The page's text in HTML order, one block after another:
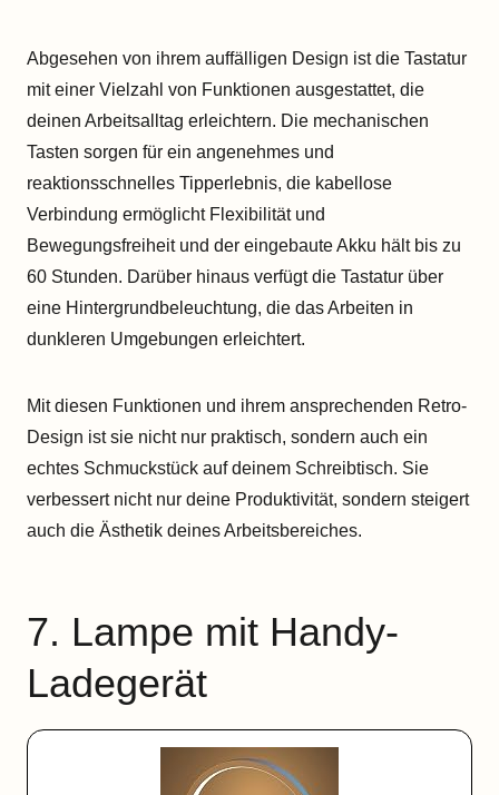
Abgesehen von ihrem auffälligen Design ist die Tastatur
mit einer Vielzahl von Funktionen ausgestattet, die
deinen Arbeitsalltag erleichtern. Die mechanischen
Tasten sorgen für ein angenehmes und
reaktionsschnelles Tipperlebnis, die kabellose
Verbindung ermöglicht Flexibilität und
Bewegungsfreiheit und der eingebaute Akku hält bis zu
60 Stunden. Darüber hinaus verfügt die Tastatur über
eine Hintergrundbeleuchtung, die das Arbeiten in
dunkleren Umgebungen erleichtert.
Mit diesen Funktionen und ihrem ansprechenden Retro-
Design ist sie nicht nur praktisch, sondern auch ein
echtes Schmuckstück auf deinem Schreibtisch. Sie
verbessert nicht nur deine Produktivität, sondern steigert
auch die Ästhetik deines Arbeitsbereiches.
7. Lampe mit Handy-
Ladegerät